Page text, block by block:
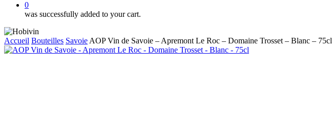
0
was successfully added to your cart.
Accueil Bouteilles Savoie AOP Vin de Savoie – Apremont Le Roc – Domaine Trosset – Blanc – 75cl